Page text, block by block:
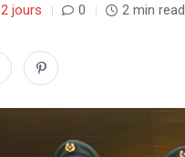
2 jours 0 2 min read